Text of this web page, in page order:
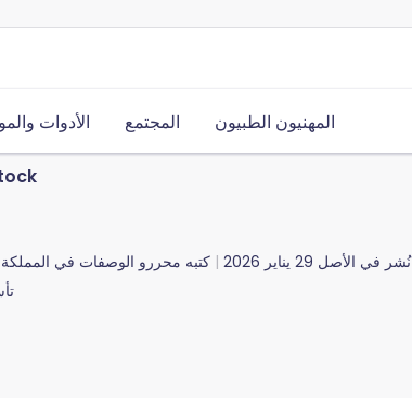
الأدوات المجتمع المهنيون الطبيون
كتبه محررو الوصفات في المملكة نُشر في الأصل 29 يناير 2026